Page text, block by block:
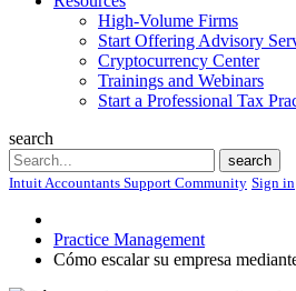
High-Volume Firms
Start Offering Advisory
Cryptocurrency Center
Trainings and Webinars
Start a Professional Tax
search
Search
search
Intuit Accountants Support Community Sign in
Practice Management
Cómo escalar su empresa